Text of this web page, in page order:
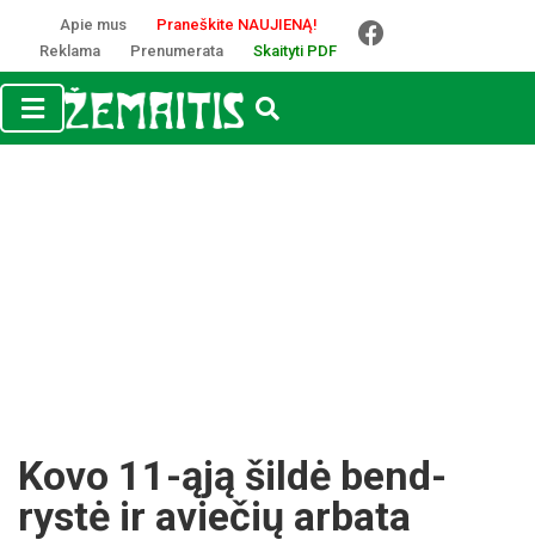
Apie mus
Praneškite NAUJIENĄ!
Reklama
Prenumerata Skaityti PDF
Ko­vo 11-ąją šildė bend­
rystė ir avie­čių ar­ba­ta